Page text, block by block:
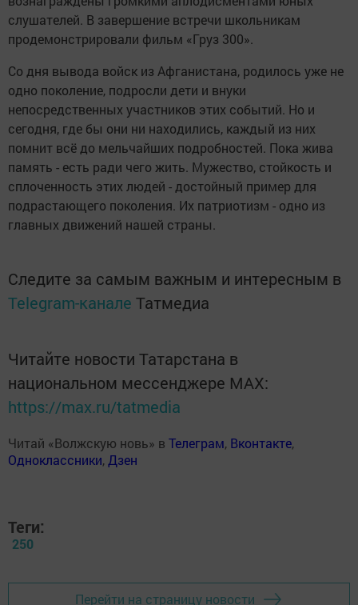
слушателей. В завершение встречи школьникам
продемонстрировали фильм «Груз 300».
Со дня вывода войск из Афганистана, родилось уже не
одно поколение, подросли дети и внуки
непосредственных участников этих событий. Но и
сегодня, где бы они ни находились, каждый из них
помнит всё до мельчайших подробностей. Пока жива
память - есть ради чего жить. Мужество, стойкость и
сплоченность этих людей - достойный пример для
подрастающего поколения. Их патриотизм - одно из
главных движений нашей страны.
Следите за самым важным и интересным в
Telegram-канале Татмедиа
Читайте новости Татарстана в
национальном мессенджере MАХ:
https://max.ru/tatmedia
Читай «Волжскую новь» в Телеграм, Вконтакте,
Одноклассники, Дзен
Теги:
250
Перейти на страницу новости